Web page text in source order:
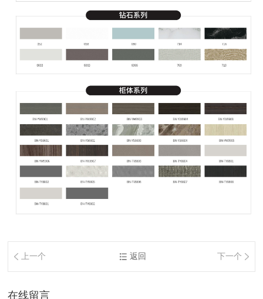
上一个 返回 下一个
在线留言